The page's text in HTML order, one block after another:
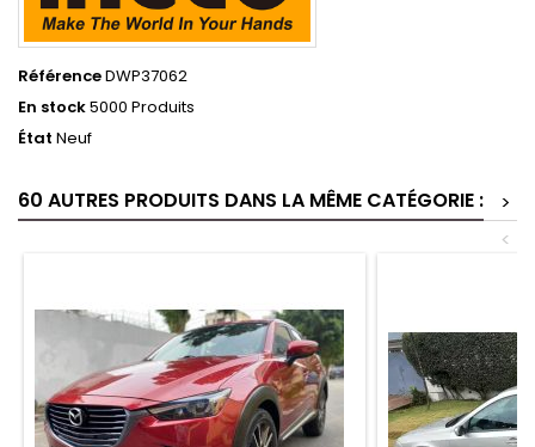
RéférenceDWP37062
En stock5000 Produits
État Neuf
60 AUTRES PRODUITS DANS LA MÊME CATÉGORIE :
>
<